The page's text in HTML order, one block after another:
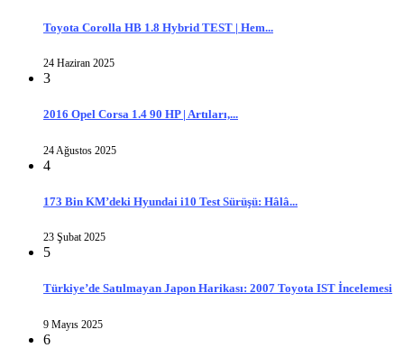
Toyota Corolla HB 1.8 Hybrid TEST | Hem...
24 Haziran 2025
3
2016 Opel Corsa 1.4 90 HP | Artıları,...
24 Ağustos 2025
4
173 Bin KM’deki Hyundai i10 Test Sürüşü: Hâlâ...
23 Şubat 2025
5
Türkiye’de Satılmayan Japon Harikası: 2007 Toyota IST İncelemesi
9 Mayıs 2025
6